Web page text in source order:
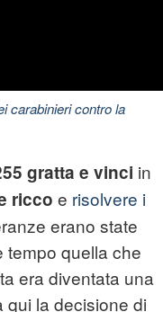
carabinieri contro la
gratta e vinci in
ricco e risolvere i
erano state
tempo quella che
era diventata una
qui la decisione di